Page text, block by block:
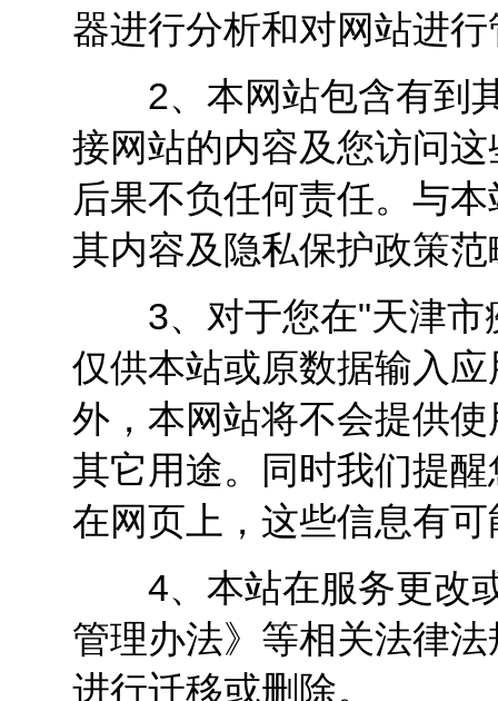
器进行分析和对网站进
2、本网站包含有到其
接网站的内容及您访问
后果不负任何责任。与
其内容及隐私保护政策
3、对于您在"天津市
仅供本站或原数据输入
外，本网站将不会提供
其它用途。同时我们提
在网页上，这些信息有
4、本站在服务更改或
管理办法》等相关法律
进行迁移或删除。